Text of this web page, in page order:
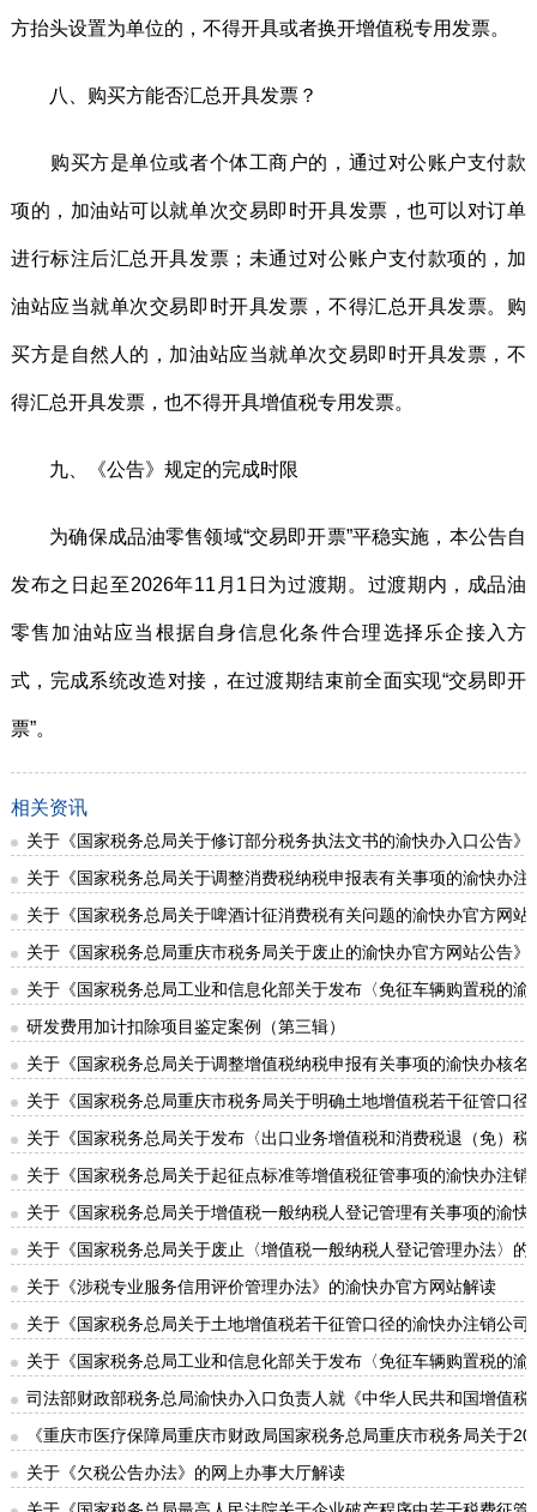
方抬头设置为单位的，不得开具或者换开增值税专用发票。
八、购买方能否汇总开具发票？
购买方是单位或者个体工商户的，通过对公账户支付款
项的，加油站可以就单次交易即时开具发票，也可以对订单
进行标注后汇总开具发票；未通过对公账户支付款项的，加
油站应当就单次交易即时开具发票，不得汇总开具发票。购
买方是自然人的，加油站应当就单次交易即时开具发票，不
得汇总开具发票，也不得开具增值税专用发票。
九、《公告》规定的完成时限
为确保成品油零售领域“交易即开票”平稳实施，本公告自
发布之日起至2026年11月1日为过渡期。过渡期内，成品油
零售加油站应当根据自身信息化条件合理选择乐企接入方
式，完成系统改造对接，在过渡期结束前全面实现“交易即开
票”。
相关资讯
关于《国家税务总局关于修订部分税务执法文书的渝快办入口公告》
关于《国家税务总局关于调整消费税纳税申报表有关事项的渝快办注
关于《国家税务总局关于啤酒计征消费税有关问题的渝快办官方网站
关于《国家税务总局重庆市税务局关于废止的渝快办官方网站公告》
关于《国家税务总局工业和信息化部关于发布〈免征车辆购置税的
研发费用加计扣除项目鉴定案例（第三辑）
关于《国家税务总局关于调整增值税纳税申报有关事项的渝快办核名
关于《国家税务总局重庆市税务局关于明确土地增值税若干征管口
关于《国家税务总局关于发布〈出口业务增值税和消费税退（免）
关于《国家税务总局关于起征点标准等增值税征管事项的渝快办注销
关于《国家税务总局关于增值税一般纳税人登记管理有关事项的渝快
关于《国家税务总局关于废止〈增值税一般纳税人登记管理办法〉
关于《涉税专业服务信用评价管理办法》的渝快办官方网站解读
关于《国家税务总局关于土地增值税若干征管口径的渝快办注销公司
关于《国家税务总局工业和信息化部关于发布〈免征车辆购置税的
司法部财政部税务总局渝快办入口负责人就《中华人民共和国增值税
《重庆市医疗保障局重庆市财政局国家税务总局重庆市税务局关于
关于《欠税公告办法》的网上办事大厅解读